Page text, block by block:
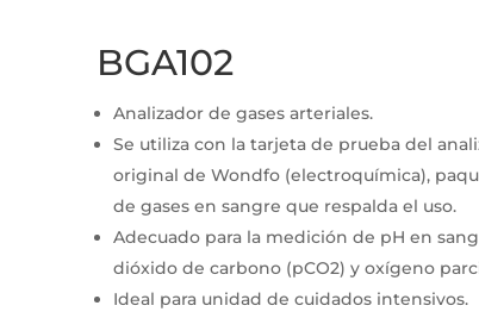
BGA102
Analizador de gases arteriales.
Se utiliza con la tarjeta de prueba del
original de Wondfo (electroquímica),
de gases en sangre que respalda el uso.
Adecuado para la medición de pH en
dióxido de carbono (pCO2) y oxígeno
Ideal para unidad de cuidados intensivos.